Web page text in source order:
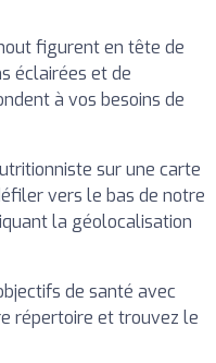
figurent en tête de
éclairées et de
à vos besoins de
sur une carte
vers le bas de notre
la géolocalisation
de santé avec
répertoire et trouvez le